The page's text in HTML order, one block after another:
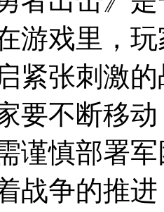
游戏里，
紧张刺激
要不断移
谨慎部署
战争的推